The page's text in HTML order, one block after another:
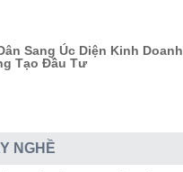
Sang Úc Diện Kinh Doanh
Tạo Đầu Tư
NGHỀ